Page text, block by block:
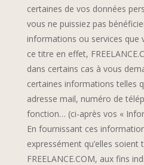
certaines de vos données
vous ne puissiez pas
informations ou services que
ce titre en effet,
dans certains cas à vous
certaines informations telles
adresse mail, numéro de
fonction… (ci-après vos «
En fournissant ces
expressément qu’elles soient
FREELANCE.COM, aux fins